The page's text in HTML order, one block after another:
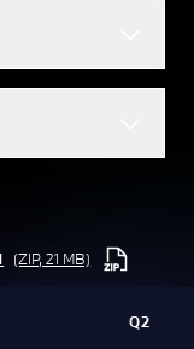
(ZIP, 21 MB)
Q2